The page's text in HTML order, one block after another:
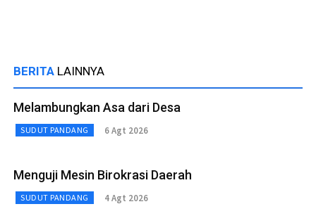
BERITA LAINNYA
Melambungkan Asa dari Desa
SUDUT PANDANG 6 Agt 2026
Menguji Mesin Birokrasi Daerah
SUDUT PANDANG 4 Agt 2026